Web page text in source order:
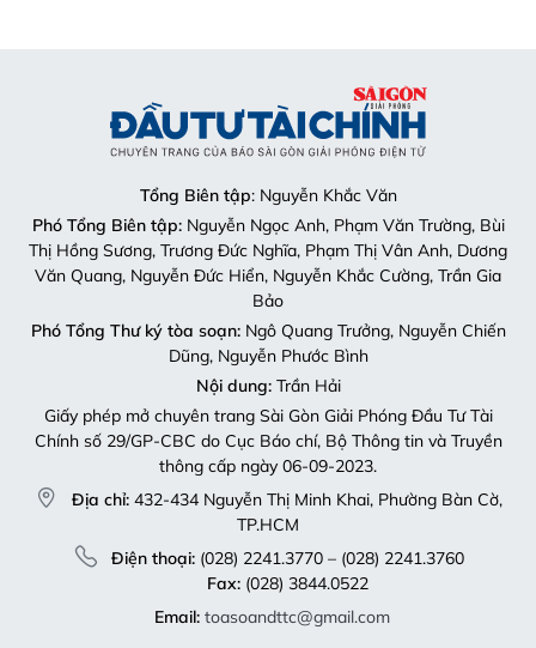
Tổng Biên tập: Nguyễn Khắc Văn
Phó Tổng Biên tập:Nguyễn Ngọc Anh, Phạm Văn Trường, Bùi
Thị Hồng Sương, Trương Đức Nghĩa, Phạm Thị Vân Anh, Dương
Văn Quang, Nguyễn Đức Hiển, Nguyễn Khắc Cường, Trần Gia
Bảo
Phó Tổng Thư ký tòa soạn:Ngô Quang Trưởng, Nguyễn Chiến
Dũng, Nguyễn Phước Bình
Nội dung:Trần Hải
Giấy phép mở chuyên trang Sài Gòn Giải Phóng Đầu Tư Tài
Chính số 29/GP-CBC do Cục Báo chí, Bộ Thông tin và Truyền
thông cấp ngày 06-09-2023.
Địa chỉ: 432-434 Nguyễn Thị Minh Khai, Phường Bàn Cờ,
TP.HCM
Điện thoại:(028) 2241.3770 – (028) 2241.3760
Fax:(028) 3844.0522
Email: toasoandttc@gmail.com